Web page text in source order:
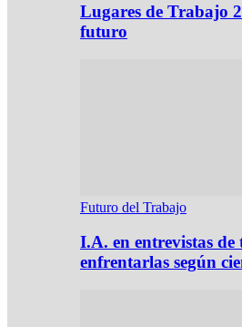
Lugares de Trabajo
futuro
Futuro del Trabajo
I.A. en entrevistas
enfrentarlas según